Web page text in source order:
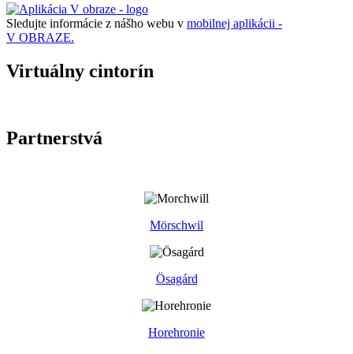
Sledujte informácie z nášho webu v mobilnej aplikácii -
V OBRAZE.
Virtuálny cintorín
Partnerstvá
Mörschwil
Ösagárd
Horehronie